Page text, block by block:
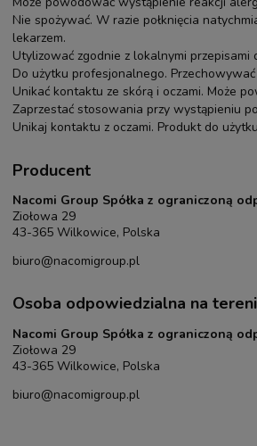
Nie spożywać. W razie połknięcia
lekarzem.
Utylizować zgodnie z lokalnymi przepisami
Do użytku profesjonalnego.
Unikać kontaktu ze skórą i oczami. Może
Zaprzestać stosowania przy wystąpieniu
Unikaj kontaktu z oczami. Produkt do
Producent
Nacomi Group Spółka z ograniczoną
Ziołowa 29
43-365 Wilkowice, Polska
biuro@nacomigroup.pl
Osoba odpowiedzialna na
Nacomi Group Spółka z ograniczoną
Ziołowa 29
43-365 Wilkowice, Polska
biuro@nacomigroup.pl